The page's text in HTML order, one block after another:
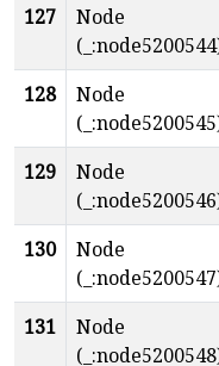
127
Node
128
Node
129
Node
130
Node
131
Node